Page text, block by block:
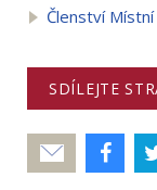
Členství Místní
SDÍLEJTE
Poslat